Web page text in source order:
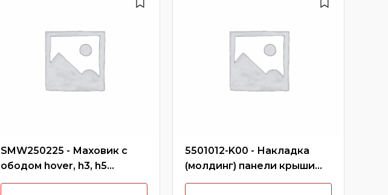
SMW250225 - Маховик с
ободом hover, h3, h5
(бензин)
5501012-K00 - Накладка
(молдинг) панели крыши
правый короткий hover